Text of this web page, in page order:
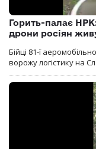
Горить-палає
дрони росіян
Бійці 81-ї
ворожу логістику на